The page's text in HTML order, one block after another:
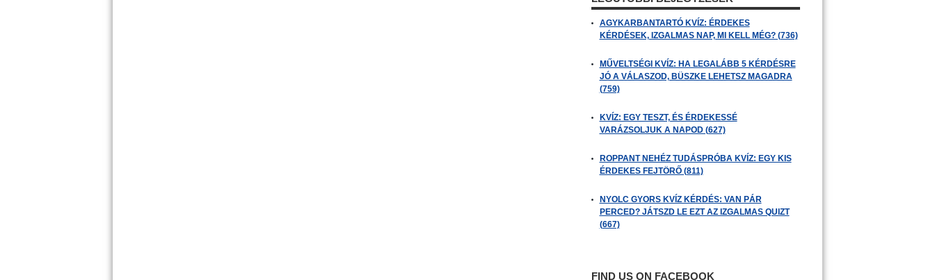
AGYKARBANTARTÓ KVÍZ: ÉRDEKES
KÉRDÉSEK, IZGALMAS NAP, MI KELL MÉG? (736)
MŰVELTSÉGI KVÍZ: HA LEGALÁBB 5 KÉRDÉSRE
JÓ A VÁLASZOD, BÜSZKE LEHETSZ MAGADRA
(759)
KVÍZ: EGY TESZT, ÉS ÉRDEKESSÉ
VARÁZSOLJUK A NAPOD (627)
ROPPANT NEHÉZ TUDÁSPRÓBA KVÍZ: EGY KIS
ÉRDEKES FEJTÖRŐ (811)
NYOLC GYORS KVÍZ KÉRDÉS: VAN PÁR
PERCED? JÁTSZD LE EZT AZ IZGALMAS QUIZT
(667)
FIND US ON FACEBOOK